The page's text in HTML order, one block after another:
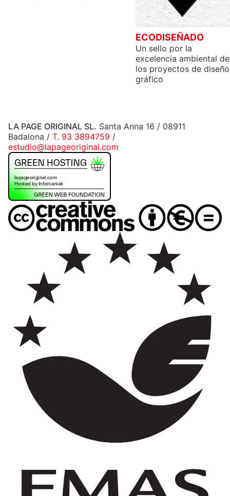
ECODISEÑADO
Un sello por la
excelencia ambiental de
los proyectos de diseño
gráfico
LA PAGE ORIGINAL SL. Santa Anna 16 / 08911
Badalona / T. 93 3894759 /
estudio@lapageoriginal.com